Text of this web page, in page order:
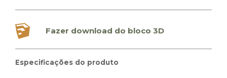
Fazer download do bloco 3D
Especificações do produto